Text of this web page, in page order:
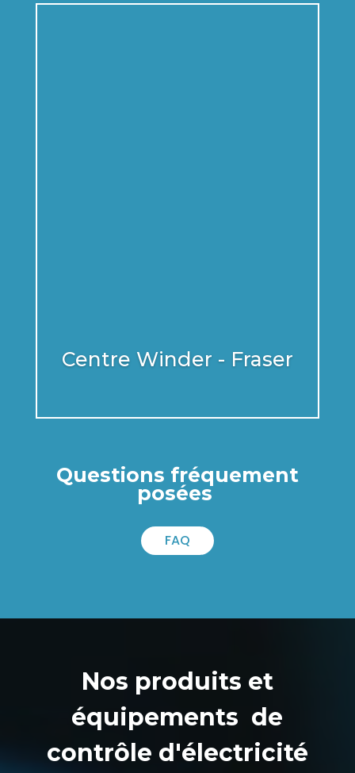
Centre Winder - Fraser
Questions fréquement
posées
FAQ
Nos produits et
équipements de
contrôle d'électricité